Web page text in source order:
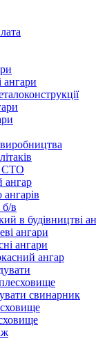
ангари
СТО
ангар
в
в будівництві
ангари
ангари
ангар
свинарник